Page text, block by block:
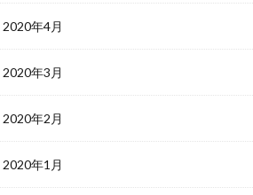
2020年4月
2020年3月
2020年2月
2020年1月